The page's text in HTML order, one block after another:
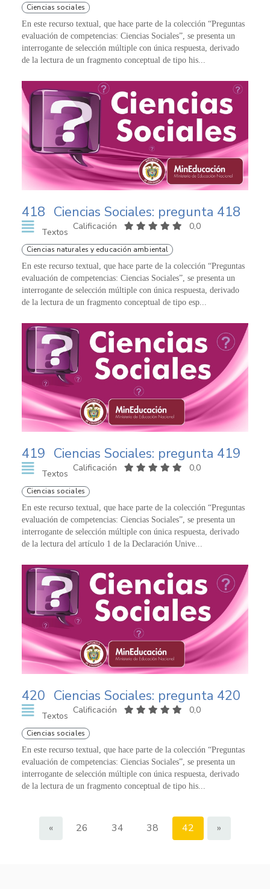
Ciencias sociales
En este recurso textual, que hace parte de la colección “Preguntas
evaluación de competencias: Ciencias Sociales”, se presenta un
interrogante de selección múltiple con única respuesta, derivado
de la lectura de un fragmento conceptual de tipo his...
418 Ciencias Sociales: pregunta 418
Textos
Calificación 0,0
Ciencias naturales y educación ambiental
En este recurso textual, que hace parte de la colección “Preguntas
evaluación de competencias: Ciencias Sociales”, se presenta un
interrogante de selección múltiple con única respuesta, derivado
de la lectura de un fragmento conceptual de tipo esp...
419 Ciencias Sociales: pregunta 419
Textos
Calificación 0,0
Ciencias sociales
En este recurso textual, que hace parte de la colección “Preguntas
evaluación de competencias: Ciencias Sociales”, se presenta un
interrogante de selección múltiple con única respuesta, derivado
de la lectura del artículo 1 de la Declaración Unive...
420 Ciencias Sociales: pregunta 420
Textos
Calificación 0,0
Ciencias sociales
En este recurso textual, que hace parte de la colección “Preguntas
evaluación de competencias: Ciencias Sociales”, se presenta un
interrogante de selección múltiple con única respuesta, derivado
de la lectura de un fragmento conceptual de tipo his...
« 26 34 38 42 »